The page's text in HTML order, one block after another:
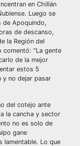
en Chillán
Luego se
de Apoquindo,
de descanso,
la Región del
comentó: “La gente
de la mejor
estos 5
y no dejar pasar
del cotejo ante
la cancha y sector
no es solo de
gane
lamentable. Lo que